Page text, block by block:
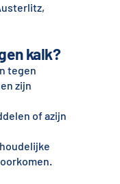
kalk?
tegen
zijn
of azijn